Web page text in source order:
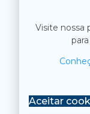
Visite nossa
Aceitar